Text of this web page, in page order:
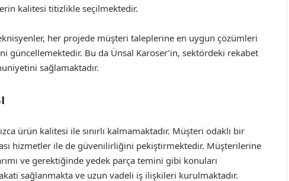
kalitesi titizlikle seçilmektedir.
her projede müşteri taleplerine en uygun çözümleri
güncellemektedir. Bu da Ünsal Karoser’in, sektördeki rekabet
sağlamaktadır.
ürün kalitesi ile sınırlı kalmamaktadır. Müşteri odaklı bir
hizmetler ile de güvenilirliğini pekiştirmektedir. Müşterilerine
ve gerektiğinde yedek parça temini gibi konuları
sağlanmakta ve uzun vadeli iş ilişkileri kurulmaktadır.